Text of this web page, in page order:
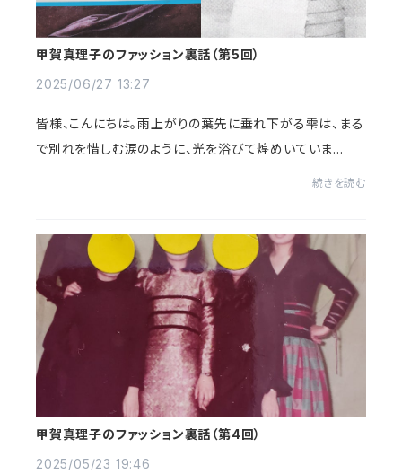
甲賀真理子のファッション裏話（第5回）
2025/06/27 13:27
皆様、こんにちは。雨上がりの葉先に垂れ下がる雫は、まる
で別れを惜しむ涙のように、光を浴びて煌めいていま
続きを読む
甲賀真理子のファッション裏話（第4回）
2025/05/23 19:46